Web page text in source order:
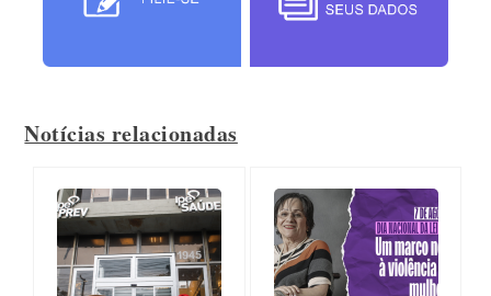
Notícias relacionadas